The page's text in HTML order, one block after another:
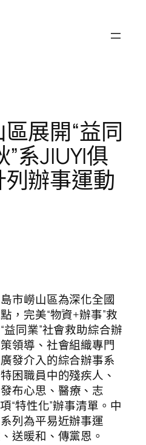
展開“益同
系JIUYI俱
辦事運動
嶗山區為深化全國
，完美“物資+辦事”救
同業”社會救助綜合辦
領導、社會組織專門
發介入的綜合辦事系
困職員中的殘疾人、
布心思、醫療、志
“特性化”辦事清單。中
列為平易近辦事運
送暖和、傳黨恩。